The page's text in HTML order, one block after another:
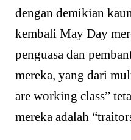
dengan demikian
kembali May Day
penguasa dan
mereka, yang dari
are working class”
mereka adalah